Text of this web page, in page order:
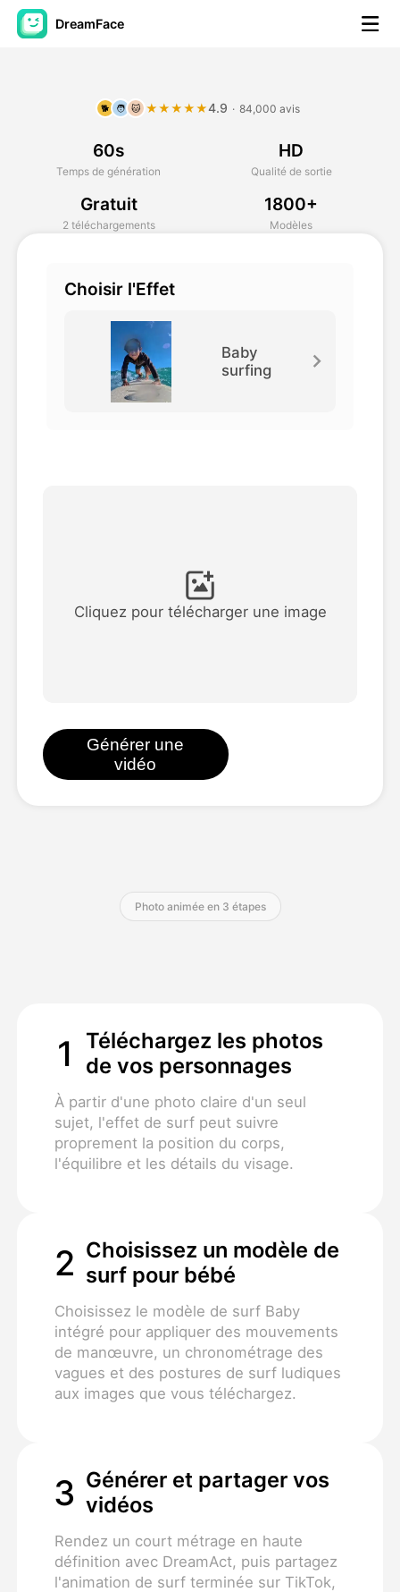
DreamFace
Vidéo d'avatar
AI vidéo
Photos d'IA
Voir tous les modèles
Blog
🐕 🧑 🐱 ★★★★★4.9 · 84,000 avis
60s
Temps de génération
HD
Qualité de sortie
Gratuit
2 téléchargements
1800+
Modèles
Choisir l'Effet
Baby
surfing
Cliquez pour télécharger une image
Générer une
vidéo
Photo animée en 3 étapes
1
Téléchargez les photos
de vos personnages
À partir d'une photo claire d'un seul
sujet, l'effet de surf peut suivre
proprement la position du corps,
l'équilibre et les détails du visage.
2 Choisissez un modèle de
surf pour bébé
Choisissez le modèle de surf Baby
intégré pour appliquer des mouvements
de manœuvre, un chronométrage des
vagues et des postures de surf ludiques
aux images que vous téléchargez.
3 Générer et partager vos
vidéos
Rendez un court métrage en haute
définition avec DreamAct, puis partagez
l'animation de surf terminée sur TikTok,